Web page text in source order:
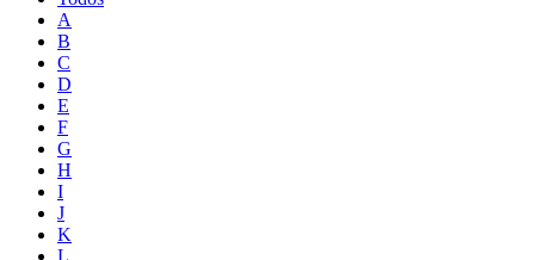
A
B
C
D
E
F
G
H
I
J
K